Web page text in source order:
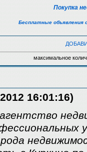
Покупка
Бесплатные объявления
максимальное
16:01:16)